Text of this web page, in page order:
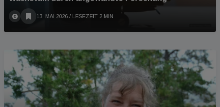
13. MAI 2026 / LESEZEIT 2 MIN